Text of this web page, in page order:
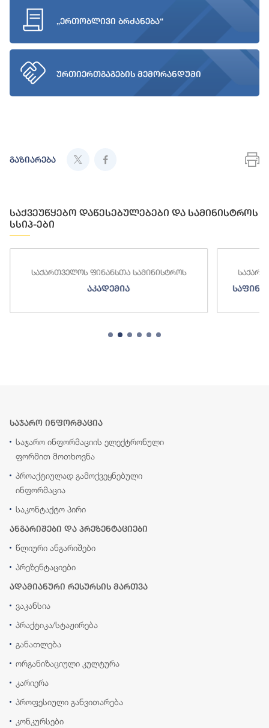
„ერთობლივი ბრძანება“
ურთიერთგაგების მემორანდუმი
გაზიარება
საქვეუწყებო დაწესებულებები და სამინისტროს
სსიპ-ები
საქართველოს ფინანსთა სამინისტროს
აკადემია
საჯარო ინფორმაცია
საჯარო ინფორმაციის ელექტრონული
ფორმით მოთხოვნა
პროაქტიულად გამოქვეყნებული
ინფორმაცია
საკონტაქტო პირი
ანგარიშები და პრეზენტაციები
წლიური ანგარიშები
პრეზენტაციები
ადამიანური რესურსის მართვა
ვაკანსია
პრაქტიკა/სტაჟირება
განათლება
ორგანიზაციული კულტურა
კარიერა
პროფესიული განვითარება
კონკურსები